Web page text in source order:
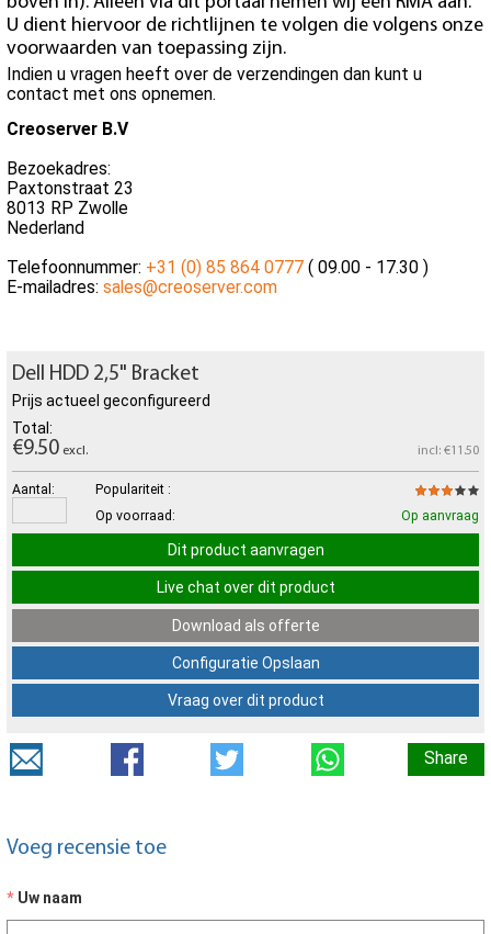
U dient hiervoor de richtlijnen te volgen die volgens onze
voorwaarden van toepassing zijn.
Indien u vragen heeft over de verzendingen dan kunt u
contact met ons opnemen.
Creoserver B.V
Bezoekadres:
Paxtonstraat 23
8013 RP Zwolle
Nederland
Telefoonnummer: +31 (0) 85 864 0777 ( 09.00 - 17.30 )
E-mailadres: sales@creoserver.com
Dell HDD 2,5" Bracket
Prijs actueel geconfigureerd
Total:
€9.50 excl. incl: €11.50
Aantal:
Populariteit :
Op voorraad:
Op aanvraag
Dit product aanvragen
Live chat over dit product
Download als offerte
Configuratie Opslaan
Vraag over dit product
Share
Voeg recensie toe
Uw naam